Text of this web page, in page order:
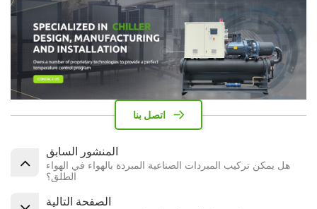
اتصل بنا
المنشور السابق
هل يمكن تركيب المبردات الصناعية المبردة بالهواء في الهواء
الطلق؟
الصفحة التالية